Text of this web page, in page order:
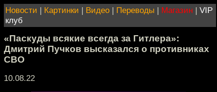
Новости | Картинки | Видео | Переводы | Магазин | VIP
клуб
«Паскуды всякие всегда за Гитлера»:
Дмитрий Пучков высказался о противниках
СВО
10.08.22